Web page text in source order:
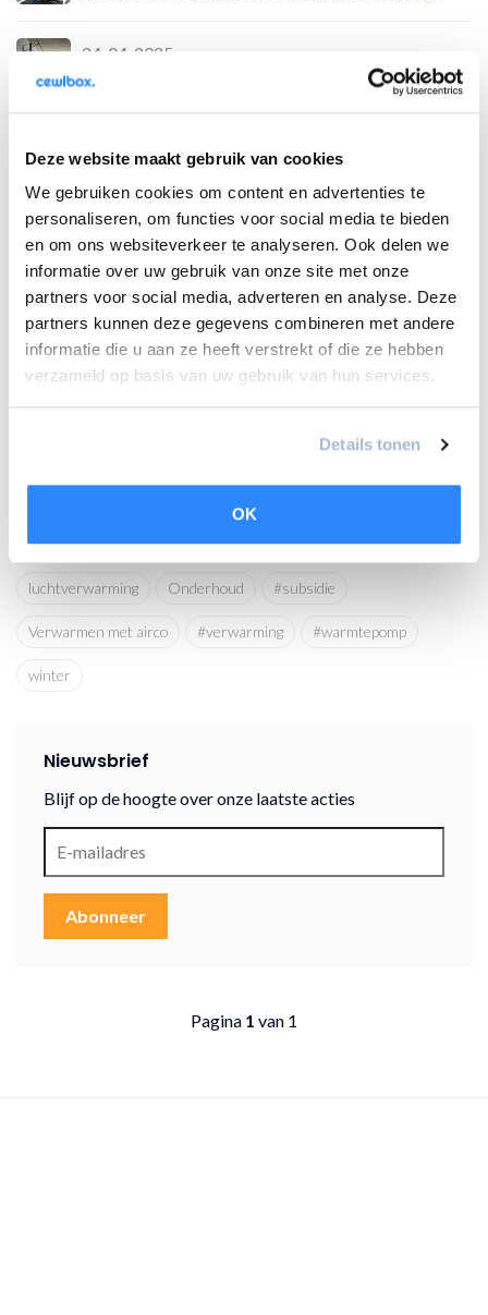
Deze website maakt gebruik van cookies
We gebruiken cookies om content en advertenties te
personaliseren, om functies voor social media te bieden
en om ons websiteverkeer te analyseren. Ook delen we
informatie over uw gebruik van onze site met onze
partners voor social media, adverteren en analyse. Deze
partners kunnen deze gegevens combineren met andere
informatie die u aan ze heeft verstrekt of die ze hebben
verzameld op basis van uw gebruik van hun services.
Details tonen
OK
24-04-2025
Is een airco ongezond voor je?
Hoe onderhoud je een airco het hele jaar door?
11-04-2025
Airco in de lente: wat te doen als de
temperaturen stijgen?
Tags
#aardgas airco airconditioning #amsterdam
#financering #interieur #kerst #kerstkado #LG
luchtverwarming Onderhoud #subsidie
Verwarmen met airco #verwarming #warmtepomp
winter
Nieuwsbrief
Blijf op de hoogte over onze laatste acties
Abonneer
Pagina 1 van 1